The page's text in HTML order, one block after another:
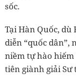
sốc.
Tại Hàn Quốc, dù
diễn “quốc dân”,
niềm tự hào
tiên giành giải Sư